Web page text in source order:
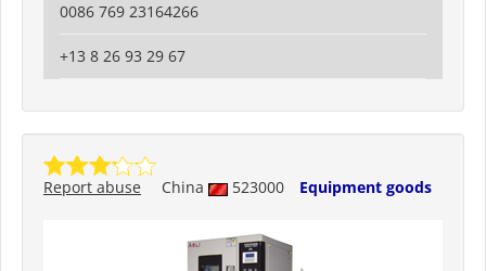
0086 769 23164266
+13 8 26 93 29 67
China 523000 Equipment goods
Report abuse